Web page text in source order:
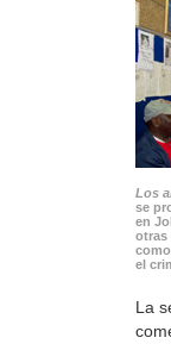
Los
se
en
otras
el
La